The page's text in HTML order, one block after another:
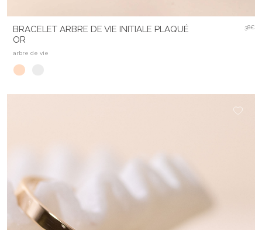
BRACELET ARBRE DE VIE INITIALE PLAQUÉ
OR
arbre de vie
38€